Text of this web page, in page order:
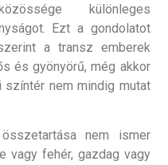
különleges
Ezt a gondolatot
a transz emberek
és gyönyörű, még akkor
nem mindig mutat
nem ismer
vagy fehér, gazdag vagy